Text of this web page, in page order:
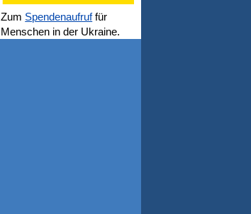
Zum Spendenaufruffür
Menschen in der Ukraine.